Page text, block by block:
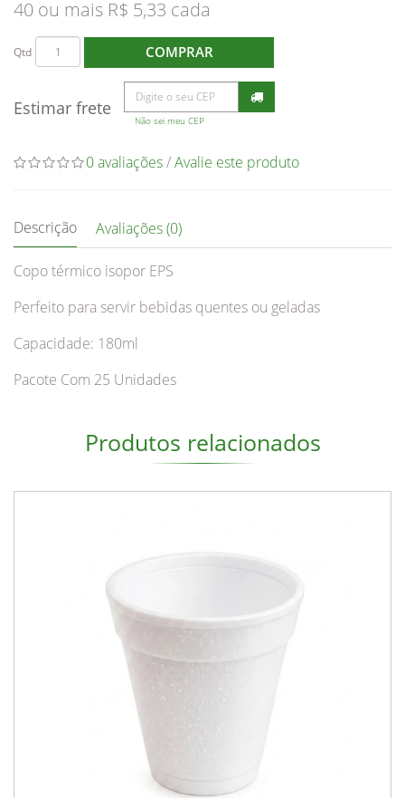
40 ou mais R$ 5,33
Qtd COMPRAR
Estimar frete
Não sei meu CEP
0 avaliações/Avalie este produto
Descrição Avaliações (0)
Copo térmico isopor EPS
Perfeito para servir bebidas quentes ou geladas
Capacidade: 180ml
Pacote Com 25 Unidades
Produtos relacionados